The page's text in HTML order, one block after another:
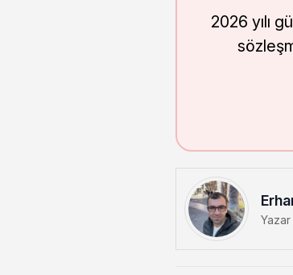
2026 yılı
Yazar